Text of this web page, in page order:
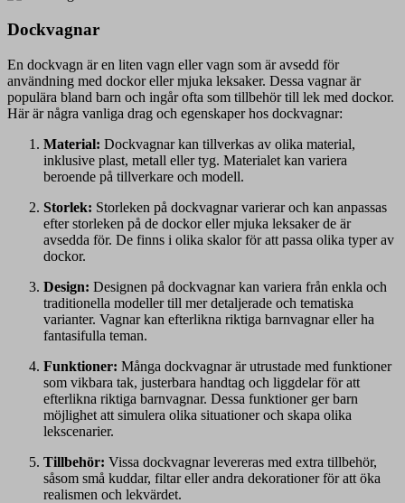
Dockvagnar
En dockvagn är en liten vagn eller vagn som är avsedd för
användning med dockor eller mjuka leksaker. Dessa vagnar är
populära bland barn och ingår ofta som tillbehör till lek med dockor.
Här är några vanliga drag och egenskaper hos dockvagnar:
Material: Dockvagnar kan tillverkas av olika material,
inklusive plast, metall eller tyg. Materialet kan variera
beroende på tillverkare och modell.
Storlek: Storleken på dockvagnar varierar och kan anpassas
efter storleken på de dockor eller mjuka leksaker de är
avsedda för. De finns i olika skalor för att passa olika typer av
dockor.
Design: Designen på dockvagnar kan variera från enkla och
traditionella modeller till mer detaljerade och tematiska
varianter. Vagnar kan efterlikna riktiga barnvagnar eller ha
fantasifulla teman.
Funktioner: Många dockvagnar är utrustade med funktioner
som vikbara tak, justerbara handtag och liggdelar för att
efterlikna riktiga barnvagnar. Dessa funktioner ger barn
möjlighet att simulera olika situationer och skapa olika
lekscenarier.
Tillbehör: Vissa dockvagnar levereras med extra tillbehör,
såsom små kuddar, filtar eller andra dekorationer för att öka
realismen och lekvärdet.